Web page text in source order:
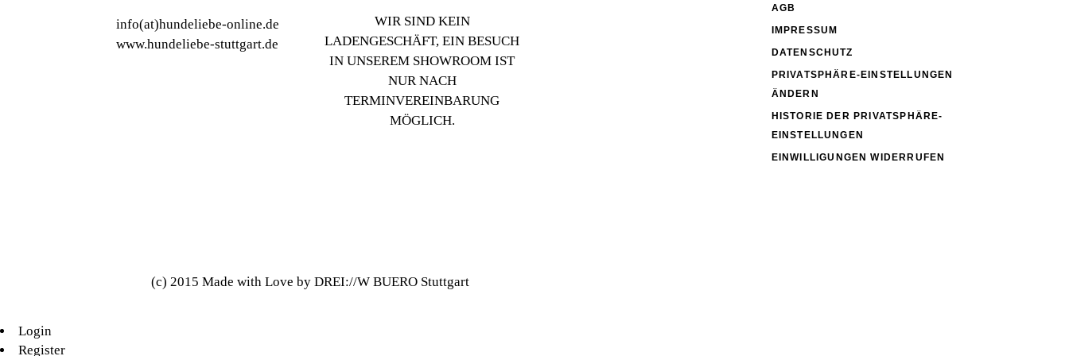
info(at)hundeliebe-online.de
www.hundeliebe-stuttgart.de
WIR SIND KEIN
LADENGESCHÄFT, EIN BESUCH
IN UNSEREM SHOWROOM IST
NUR NACH
TERMINVEREINBARUNG
MÖGLICH.
AGB
IMPRESSUM
DATENSCHUTZ
PRIVATSPHÄRE-EINSTELLUNGEN
ÄNDERN
HISTORIE DER PRIVATSPHÄRE-
EINSTELLUNGEN
EINWILLIGUNGEN WIDERRUFEN
(c) 2015 Made with Love by DREI://W BUERO Stuttgart
Login
Register